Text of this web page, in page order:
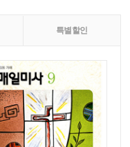
특별할인